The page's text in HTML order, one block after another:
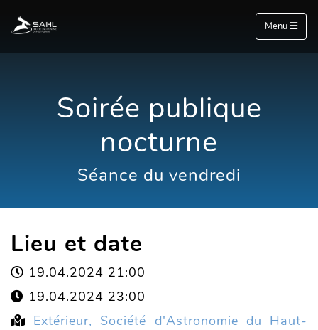
Menu
Soirée publique
nocturne
Séance du vendredi
Lieu et date
19.04.2024 21:00
19.04.2024 23:00
Extérieur, Société d'Astronomie du Haut-